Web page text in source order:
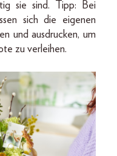
sie sind. Tipp: Bei
sich die eigenen
und ausdrucken, um
zu verleihen.